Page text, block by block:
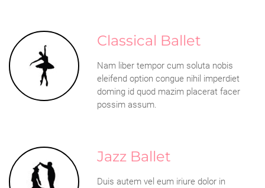
Classical Ballet
Nam liber tempor cum soluta nobis
eleifend option congue nihil imperdiet
doming id quod mazim placerat facer
possim assum.
Jazz Ballet
Duis autem vel eum iriure dolor in